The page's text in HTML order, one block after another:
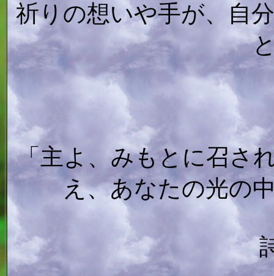
祈りの想いや手が、自
「主よ、みもとに召さ
え、あなたの光の